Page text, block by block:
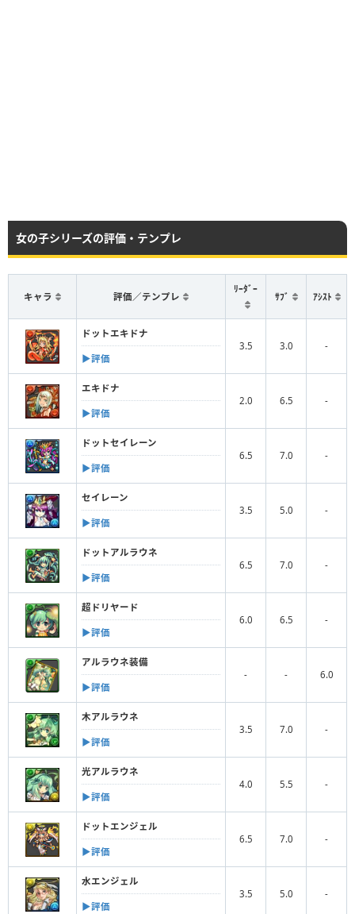
女の子シリーズの評価・テンプレ
キャラ 評価／テンプレ
ﾘｰﾀﾞｰ
ｻﾌﾞ ｱｼｽﾄ
ドットエキドナ
▶︎評価
3.5 3.0 -
エキドナ
▶︎評価
2.0 6.5 -
ドットセイレーン
▶︎評価
6.5 7.0 -
セイレーン
▶︎評価
3.5 5.0 -
ドットアルラウネ
▶︎評価
6.5 7.0 -
超ドリヤード
▶︎評価
6.0 6.5 -
アルラウネ装備
▶︎評価
- - 6.0
木アルラウネ
▶︎評価
3.5 7.0 -
光アルラウネ
▶︎評価
4.0 5.5 -
ドットエンジェル
▶︎評価
6.5 7.0 -
水エンジェル
▶︎評価
3.5 5.0 -